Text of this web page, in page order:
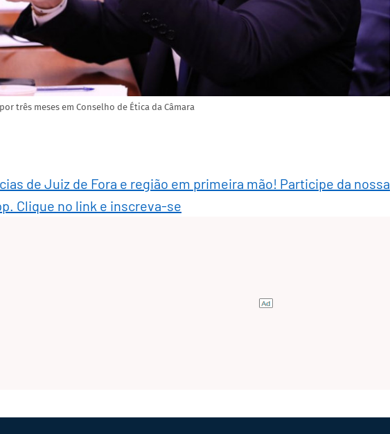
três meses em Conselho de Ética da Câmara
de Juiz de Fora e região em primeira mão! Participe da nossa
Clique no link e inscreva-se